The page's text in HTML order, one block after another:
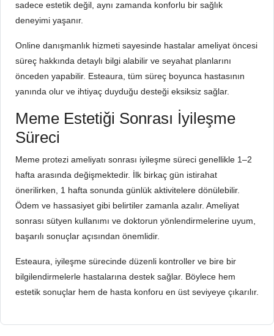
sadece estetik değil, aynı zamanda konforlu bir sağlık
deneyimi yaşanır.
Online danışmanlık hizmeti sayesinde hastalar ameliyat öncesi
süreç hakkında detaylı bilgi alabilir ve seyahat planlarını
önceden yapabilir. Esteaura, tüm süreç boyunca hastasının
yanında olur ve ihtiyaç duyduğu desteği eksiksiz sağlar.
Meme Estetiği Sonrası İyileşme
Süreci
Meme protezi ameliyatı sonrası iyileşme süreci genellikle 1–2
hafta arasında değişmektedir. İlk birkaç gün istirahat
önerilirken, 1 hafta sonunda günlük aktivitelere dönülebilir.
Ödem ve hassasiyet gibi belirtiler zamanla azalır. Ameliyat
sonrası sütyen kullanımı ve doktorun yönlendirmelerine uyum,
başarılı sonuçlar açısından önemlidir.
Esteaura, iyileşme sürecinde düzenli kontroller ve bire bir
bilgilendirmelerle hastalarına destek sağlar. Böylece hem
estetik sonuçlar hem de hasta konforu en üst seviyeye çıkarılır.